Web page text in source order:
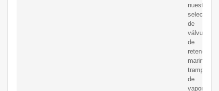
nuestra
selección
de
válvulas
de
retención
marinas,
trampas
de
vapor